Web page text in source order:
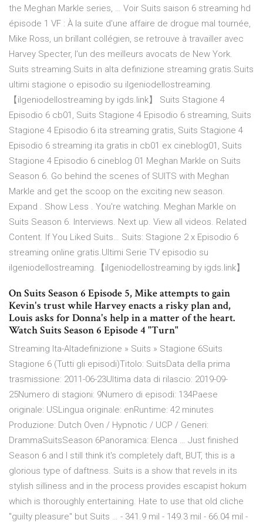
the Meghan Markle series, … Voir Suits saison 6 streaming hd
épisode 1 VF : À la suite d'une affaire de drogue mal tournée,
Mike Ross, un brillant collégien, se retrouve à travailler avec
Harvey Specter, l'un des meilleurs avocats de New York.
Suits streaming.Suits in alta definizione streaming gratis.Suits
ultimi stagione o episodio su ilgeniodellostreaming.
【ilgeniodellostreaming by igds.link】 Suits Stagione 4
Episodio 6 cb01, Suits Stagione 4 Episodio 6 streaming, Suits
Stagione 4 Episodio 6 ita streaming gratis, Suits Stagione 4
Episodio 6 streaming ita gratis in cb01 ex cineblog01, Suits
Stagione 4 Episodio 6 cineblog 01 Meghan Markle on Suits
Season 6. Go behind the scenes of SUITS with Meghan
Markle and get the scoop on the exciting new season.
Expand . Show Less . You're watching. Meghan Markle on
Suits Season 6. Interviews. Next up. View all videos. Related
Content. If You Liked Suits… Suits: Stagione 2 x Episodio 6
streaming online gratis.Ultimi Serie TV episodio su
ilgeniodellostreaming.【ilgeniodellostreaming by igds.link】
On Suits Season 6 Episode 5, Mike attempts to gain
Kevin's trust while Harvey enacts a risky plan and,
Louis asks for Donna's help in a matter of the heart.
Watch Suits Season 6 Episode 4 "Turn"
Streaming Ita-Altadefinizione » Suits » Stagione 6Suits
Stagione 6 (Tutti gli episodi)Titolo: SuitsData della prima
trasmissione: 2011-06-23Ultima data di rilascio: 2019-09-
25Numero di stagioni: 9Numero di episodi: 134Paese
originale: USLingua originale: enRuntime: 42 minutes
Produzione: Dutch Oven / Hypnotic / UCP / Generi:
DrammaSuitsSeason 6Panoramica: Elenca … Just finished
Season 6 and I still think it's completely daft, BUT, this is a
glorious type of daftness. Suits is a show that revels in its
stylish silliness and in the process provides escapist hokum
which is thoroughly entertaining. Hate to use that old cliche
"guilty pleasure" but Suits … - 341.9 mil - 149.3 mil - 66.04 mil -